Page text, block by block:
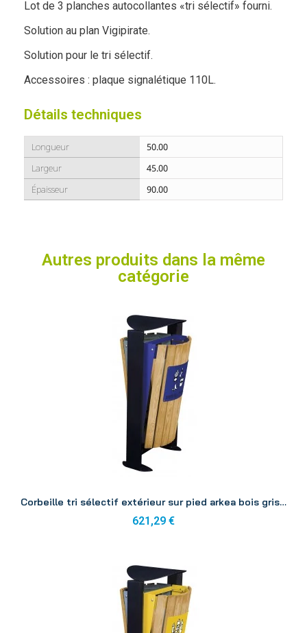
Lot de 3 planches autocollantes «tri sélectif» fourni.
Solution au plan Vigipirate.
Solution pour le tri sélectif.
Accessoires : plaque signalétique 110L.
Détails techniques
Longueur
50.00
Largeur
45.00
Épaisseur
90.00
Autres produits dans la même
catégorie
Corbeille tri sélectif extérieur sur pied arkea bois gris/bleu 2x60L
621,29 €